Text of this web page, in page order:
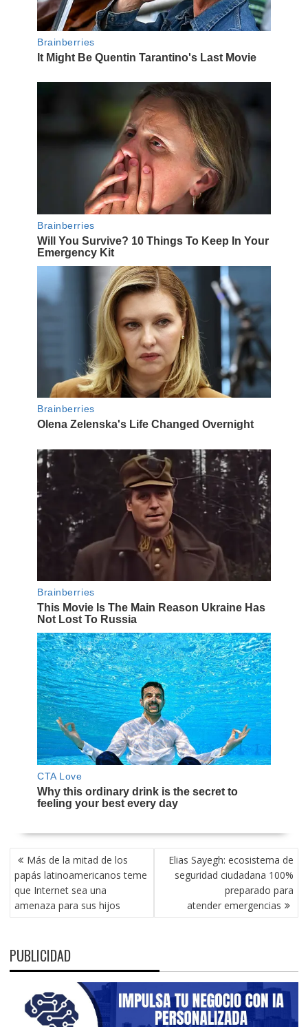
NAVEGACIÓN
DE
ENTRADAS
Más de la mitad de los
papás latinoamericanos teme
que Internet sea una
amenaza para sus hijos
Elias Sayegh: ecosistema de
seguridad ciudadana 100%
preparado para
atender emergencias
PUBLICIDAD